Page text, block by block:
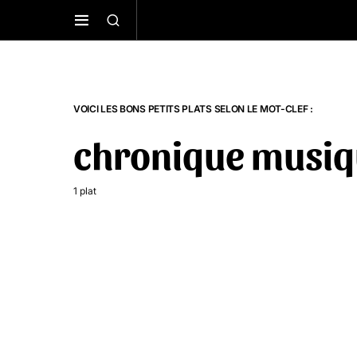
VOICI LES BONS PETITS PLATS SELON LE MOT-CLEF :
chronique
1 plat